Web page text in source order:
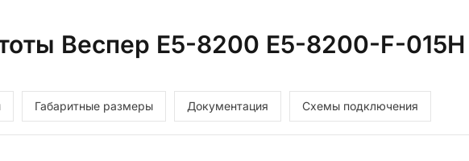
Веспер E5-8200 E5-8200-F-015H
Габаритные размеры Документация Схемы подключения